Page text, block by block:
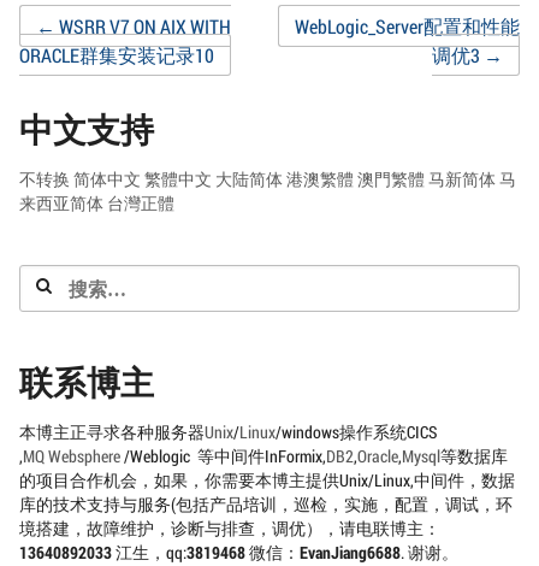
Post
navigation
← WSRR V7 ON AIX WITH
ORACLE群集安装记录10
WebLogic_Server配置和性能
调优3→
中文支持
不转换 简体中文 繁體中文 大陆简体港澳繁體 澳門繁體 马新简体马
来西亚简体 台灣正體
搜
索：
联系博主
本博主正寻求各种服务器Unix/Linux/windows操作系统CICS
,MQWebsphere/Weblogic 等中间件InFormix,DB2,Oracle,Mysql等数据库
的项目合作机会，如果，你需要本博主提供Unix/Linux,中间件，数据
库的技术支持与服务(包括产品培训，巡检，实施，配置，调试，环
境搭建，故障维护，诊断与排查，调优），请电联博主：
13640892033江生，qq:3819468微信： EvanJiang6688. 谢谢。